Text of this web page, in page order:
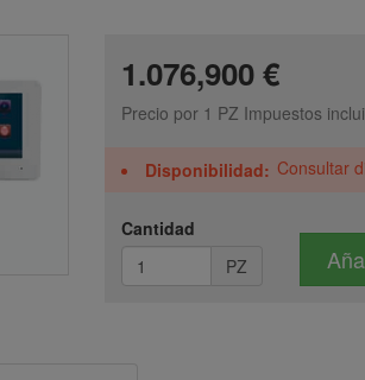
1.076,900 €
Precio por 1 PZ Impuestos
Disponibilidad Consultar
Cantidad
PZ